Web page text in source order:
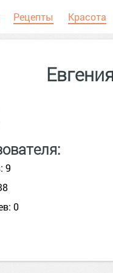
Рецепты Красота
9
0